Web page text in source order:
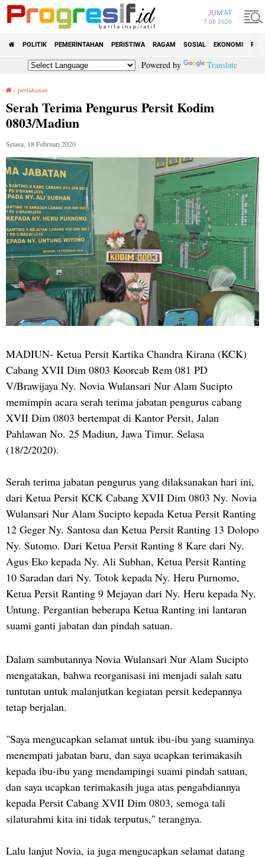
JUM'AT
7 08 2026
POLITIK PEMERINTAHAN PERISTIWA RAGAM SOSIAL EKONOMI
Powered by Translate
› pertahanan
Serah Terima Pengurus Persit Kodim
0803/Madiun
Selasa, 18 Februari 2020
MADIUN- Ketua Persit Kartika Chandra Kirana (KCK)
Cabang XVII Dim 0803 Koorcab Rem 081 PD
V/Brawijaya Ny. Novia Wulansari Nur Alam Sucipto
memimpin acara serah terima jabatan pengurus cabang
XVII Dim 0803 bertempat di Kantor Persit, Jalan
Pahlawan No. 25 Madiun, Jawa Timur. Selasa
(18/2/2020).
Serah terima jabatan pengurus yang dilaksanakan hari ini,
dari Ketua Persit KCK Cabang XVII Dim 0803 Ny. Novia
Wulansari Nur Alam Sucipto kepada Ketua Persit Ranting
12 Geger Ny. Santosa dan Ketua Persit Ranting 13 Dolopo
Ny. Sutomo. Dari Ketua Persit Ranting 8 Kare dari Ny.
Agus Eko kepada Ny. Ali Subhan, Ketua Persit Ranting
10 Saradan dari Ny. Totok kepada Ny. Heru Purnomo,
Ketua Persit Ranting 9 Mejayan dari Ny. Heru kepada Ny.
Untung. Pergantian beberapa Ketua Ranting ini lantaran
suami ganti jabatan dan pindah satuan.
Dalam sambutannya Novia Wulansari Nur Alam Sucipto
mengatakan, bahwa reorganisasi ini menjadi salah satu
tuntutan untuk malanjutkan kegiatan persit kedepannya
tetap berjalan.
"Saya mengucapkan selamat untuk ibu-ibu yang suaminya
menempati jabatan baru, dan saya ucapkan terimakasih
kepada ibu-ibu yang mendampingi suami pindah satuan,
dan saya ucapkan terimakasih juga atas pengabdiannya
kepada Persit Cabang XVII Dim 0803, semoga tali
silaturahmi kita ini tidak terputus," terangnya.
Lalu lanjut Novia, ia juga mengucapkan selamat datang